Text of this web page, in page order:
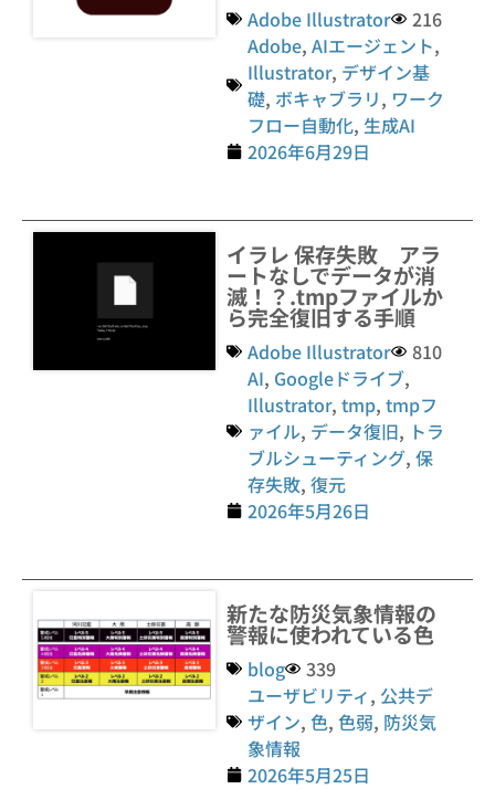
Adobe Illustrator
216
Adobe,AIエージェント,
Illustrator, デザイン基
礎, ボキャブラリ, ワーク
フロー自動化, 生成AI
2026年6月29日
イラレ 保存失敗 アラ
ートなしでデータが消
滅！？.tmpファイルか
ら完全復旧する手順
Adobe Illustrator
810
AI, Googleドライブ,
Illustrator,tmp,tmpフ
ァイル, データ復旧, トラ
ブルシューティング,保
存失敗,復元
2026年5月26日
新たな防災気象情報の
警報に使われている色
blog
339
ユーザビリティ, 公共デ
ザイン,色,色弱, 防災気
象情報
2026年5月25日